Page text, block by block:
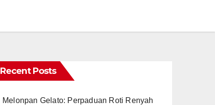
Recent Posts
Melonpan Gelato: Perpaduan Roti Renyah